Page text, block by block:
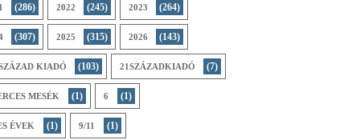
(286) 2022 (245) 2023 (264)
(307) 2025 (315) 2026 (143)
KIADÓ (103) 21SZÁZADKIADÓ (7)
MESÉK (1) 6 (1)
ÉVEK (1) 9/11 (1)